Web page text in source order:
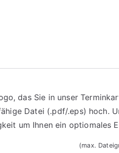
das Sie in unser
Datei (.pdf/.eps) hoch.
um Ihnen ein optiomales
(max.